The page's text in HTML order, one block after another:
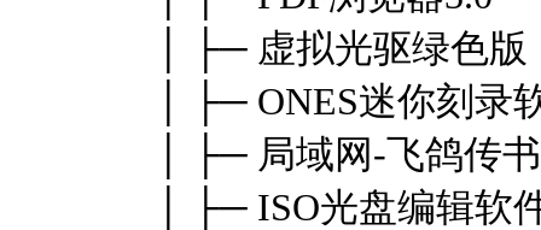
│ ├─ 虚拟光驱绿色版
│ ├─ ONES迷你刻录
│ ├─ 局域网-飞鸽传书
│ ├─ ISO光盘编辑软